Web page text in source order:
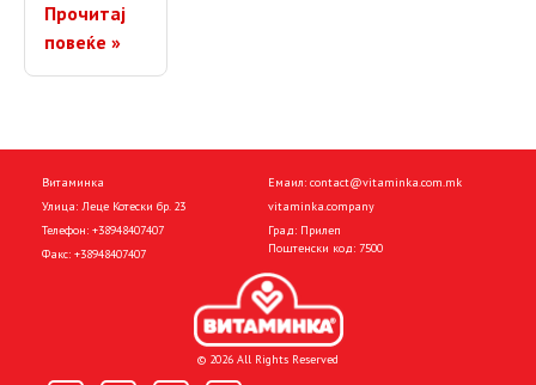
Прочитај
повеќе »
Витаминка
Улица: Леце Котески бр. 23
Телефон: +38948407407
Факс: +38948407407
Емаил: contact@vitaminka.com.mk
vitaminka.company
Град: Прилеп
Поштенски код: 7500
© 2026 All Rights Reserved